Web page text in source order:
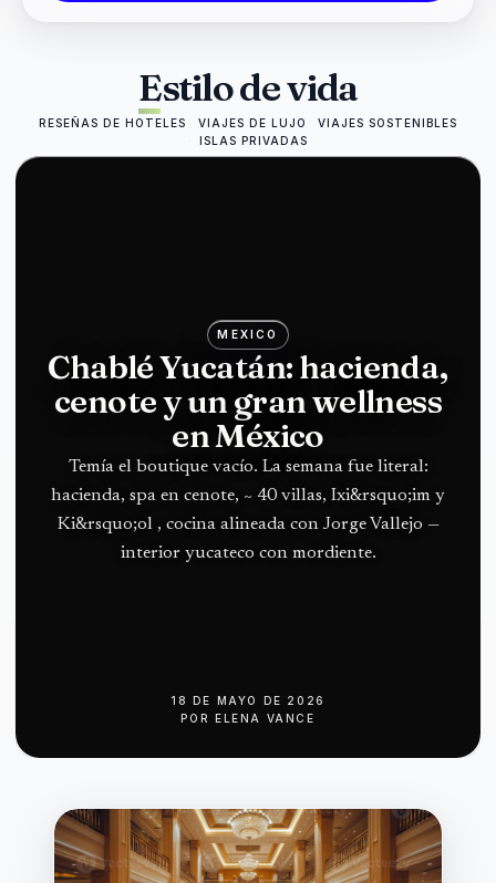
Estilo de vida
RESEÑAS DE HOTELES VIAJES DE LUJO
VIAJES SOSTENIBLES
ISLAS PRIVADAS
MEXICO
Chablé Yucatán: hacienda,
cenote y un gran wellness
en México
Temía el boutique vacío. La semana fue literal:
hacienda, spa en cenote, ~ 40 villas, Ixi&rsquo;im y
Ki&rsquo;ol , cocina alineada con Jorge Vallejo —
interior yucateco con mordiente.
18 DE MAYO DE 2026
POR ELENA VANCE